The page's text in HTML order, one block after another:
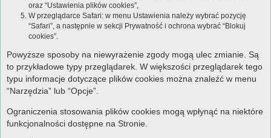
oraz “Ustawienia plików cookies”,
W przeglądarce Safari: w menu Ustawienia należy wybrać pozycję
“Safari”, a następnie w sekcji Prywatność i ochrona wybrać “Blokuj
cookies”.
Powyższe sposoby na niewyrażenie zgody mogą ulec zmianie. Są
to przykładowe typy przeglądarek. W większości przeglądarek tego
typu informacje dotyczące plików cookies można znaleźć w menu
“Narzędzia” lub “Opcje”.
Ograniczenia stosowania plików cookies mogą wpłynąć na niektóre
funkcjonalności dostępne na Stronie.